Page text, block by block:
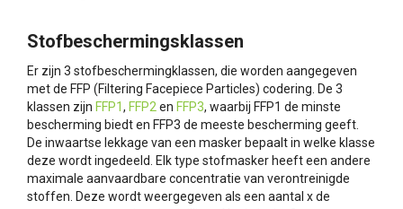
Stofbeschermingsklassen
Er zijn 3 stofbeschermingklassen, die worden aangegeven
met de FFP (Filtering Facepiece Particles) codering. De 3
klassen zijn FFP1, FFP2en FFP3, waarbij FFP1 de minste
bescherming biedt en FFP3 de meeste bescherming geeft.
De inwaartse lekkage van een masker bepaalt in welke klasse
deze wordt ingedeeld. Elk type stofmasker heeft een andere
maximale aanvaardbare concentratie van verontreinigde
stoffen. Deze wordt weergegeven als een aantal x de